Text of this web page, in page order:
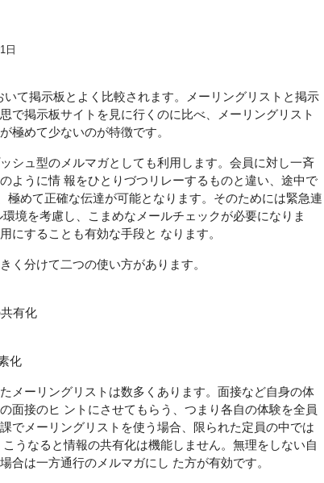
日
て掲示板とよく比較されます。メーリングリストと掲示
で掲示板サイトを見に行くのに比べ、メーリングリスト
極めて少ないのが特徴です。
シュ型のメルマガとしても利用します。会員に対し一斉
ように情 報をひとりづつリレーするものと違い、途中で
極めて正確な伝達が可能となります。そのためには緊急連
境を考慮し、こまめなメールチェックが必要になりま
にすることも有効な手段と なります。
く分けて二つの使い方があります。
有化
化
メーリングリストは数多くあります。面接など自身の体
面接のヒ ントにさせてもらう、つまり各自の体験を全員
でメーリングリストを使う場合、限られた定員の中では
うなると情報の共有化は機能しません。無理をしない自
合は一方通行のメルマガにし た方が有効です。